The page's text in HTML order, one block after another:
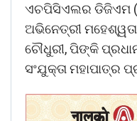
ଏଚପିସିଏଲର ଡିଜିଏମ
ଅଭିନେତ୍ରୀ ମହେଶ୍ୱତା
ଚୌଧୁରୀ, ପିଙ୍କି
ସଂଯୁକ୍ତା ମହାପାତ୍ର